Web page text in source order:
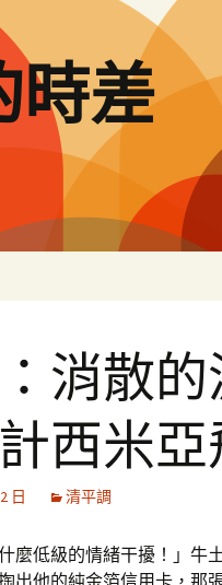
時差
消散
西米亞
日 清平調
什麼低級的情緒干擾！」
出他的純金箔信用卡，那